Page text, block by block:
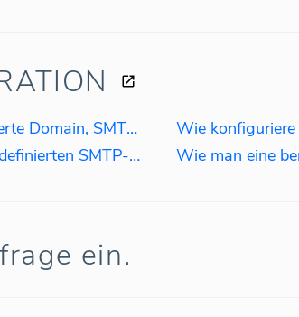
Senden von E-Mails: benutzerdefinierte Domain, SMTP-Server, gehosteter E-Mail-Dienst
Wie konfiguriere ich einen benutzerdefinierten SMTP-Server?
Wie
ein.